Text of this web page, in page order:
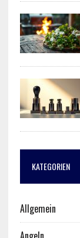
KATEGORIEN
Allgemein